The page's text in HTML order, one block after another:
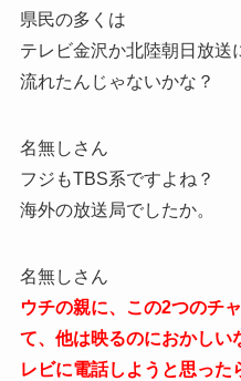
県民の多くは
テレビ金沢か北陸朝日放送
流れたんじゃないかな？
名無しさん
フジもTBS系ですよね？
海外の放送局でしたか。
名無しさん
ウチの親に、この2つのチ
て、他は映るのにおかしい
レビに電話しようと思っ